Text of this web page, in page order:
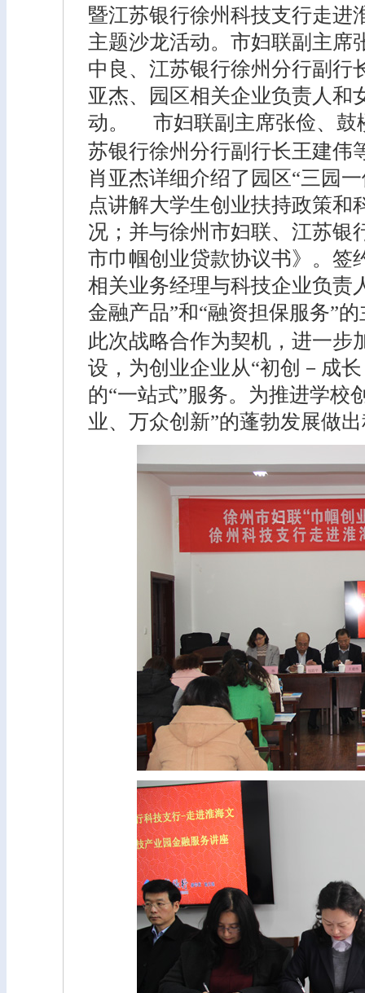
暨江苏银行徐州科技支行走进
主题沙龙活动。市妇联副主席
中良、江苏银行徐州分行副行
亚杰、园区相关企业负责人和
动。
市妇联副主席张俭、鼓
苏银行徐州分行副行长王建伟
肖亚杰详细介绍了园区“三园
点讲解大学生创业扶持政策和
况；并与徐州市妇联、江苏银
市巾帼创业贷款协议书》。签
相关业务经理与科技企业负责
金融产品”和“融资担保服务”
此次战略合作为契机，进一步
设，为创业企业从“初创－成
的“一站式”服务。为推进学校
业、万众创新”的蓬勃发展做